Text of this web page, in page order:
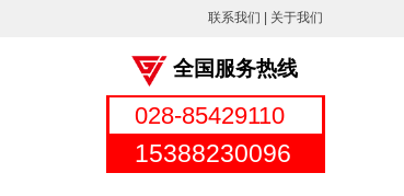
联系我们 关于我们
028-85429110
15388230096
全国服务热线